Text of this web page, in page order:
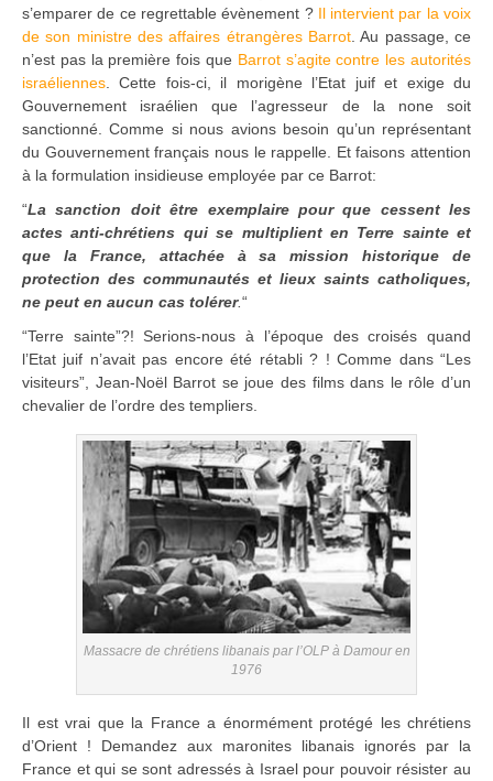
s’emparer de ce regrettable évènement ? Il intervient par la voix
de son ministre des affaires étrangères Barrot . Au passage, ce
n’est pas la première fois que Barrot s’agite contre les autorités
israéliennes . Cette fois-ci, il morigène l’Etat juif et exige du
Gouvernement israélien que l’agresseur de la none soit
sanctionné. Comme si nous avions besoin qu’un représentant
du Gouvernement français nous le rappelle. Et faisons attention
à la formulation insidieuse employée par ce Barrot:
“La sanction doit être exemplaire pour que cessent les
actes anti-chrétiens qui se multiplient en Terre sainte et
que la France, attachée à sa mission historique de
protection des communautés et lieux saints catholiques,
ne peut en aucun cas tolérer.“
“Terre sainte”?! Serions-nous à l’époque des croisés quand
l’Etat juif n’avait pas encore été rétabli ? ! Comme dans “Les
visiteurs”, Jean-Noël Barrot se joue des films dans le rôle d’un
chevalier de l’ordre des templiers.
Massacre de chrétiens libanais par l’OLP à Damour en
1976
Il est vrai que la France a énormément protégé les chrétiens
d’Orient ! Demandez aux maronites libanais ignorés par la
France et qui se sont adressés à Israel pour pouvoir résister au